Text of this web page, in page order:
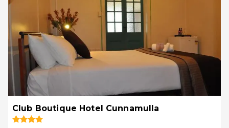
Club Boutique Hotel Cunnamulla